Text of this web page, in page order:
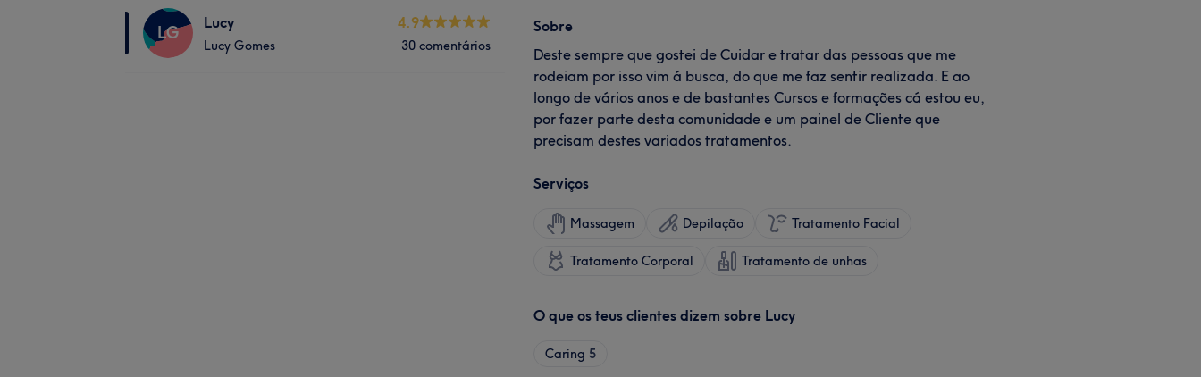
LG Lucy
Lucy Gomes
4.9
30 comentários
Sobre
Deste sempre que gostei de Cuidar e tratar das pessoas que me
rodeiam por isso vim á busca, do que me faz sentir realizada. E ao
longo de vários anos e de bastantes Cursos e formações cá estou eu,
por fazer parte desta comunidade e um painel de Cliente que
precisam destes variados tratamentos.
Serviços
Massagem Depilação Tratamento Facial
Tratamento Corporal Tratamento de unhas
O que os teus clientes dizem sobre Lucy
Caring 5